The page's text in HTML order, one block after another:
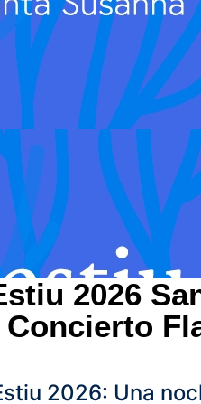
2026
2026: Una